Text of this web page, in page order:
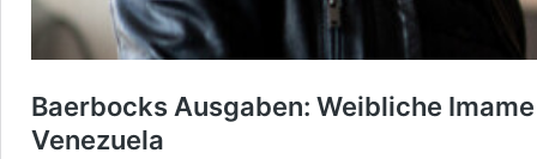
Baerbocks Ausgaben: Weibliche
Venezuela